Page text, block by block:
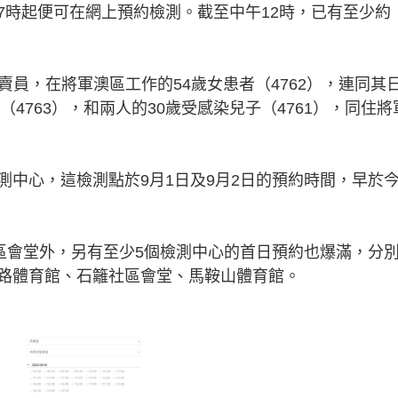
起便可在網上預約檢測。截至中午12時，已有至少約
員，在將軍澳區工作的54歲女患者（4762），連同其日
4763），和兩人的30歲受感染兒子（4761），同住將
中心，這檢測點於9月1日及9月2日的預約時間，早於
堂外，另有至少5個檢測中心的首日預約也爆滿，分
育館、石籬社區會堂、馬鞍山體育館。